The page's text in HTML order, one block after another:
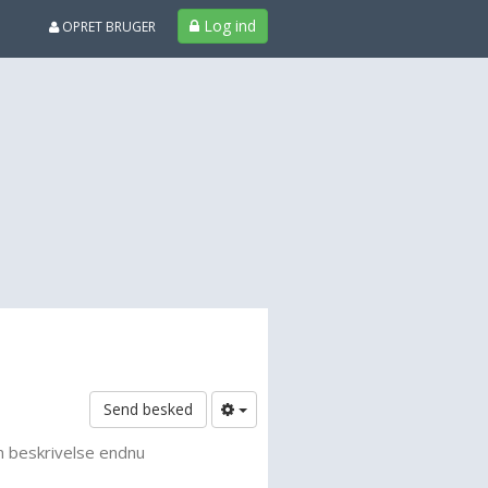
Log ind
OPRET BRUGER
Send besked
beskrivelse endnu